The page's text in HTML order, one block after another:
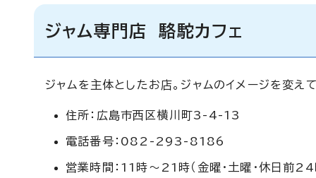
ジャム専門店 駱駝カフェ
ジャムを主体としたお店。ジャムのイメージを変え
住所：広島市西区横川町3-4-13
電話番号：082-293-8186
営業時間：11時～21時（金曜・土曜・休日前24